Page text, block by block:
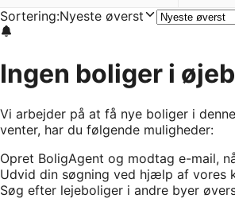
Sortering:Nyeste øverst
Ingen boliger i
Vi arbejder på at få nye boliger i
venter, har du følgende muligheder:
Opret BoligAgent og modtag e-mail,
Udvid din søgning ved hjælp af vores
Søg efter lejeboliger i andre byer